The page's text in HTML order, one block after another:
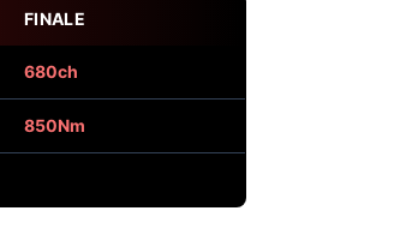
FINALE
680ch
850Nm